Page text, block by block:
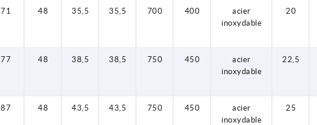
71 48 35,5 35,5 700 400
acier
inoxydable
20
77 48 38,5 38,5 750 450
acier
inoxydable
22,5
87 48 43,5 43,5 750 450
acier
inoxydable
25